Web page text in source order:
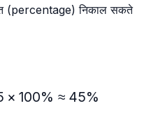
(percentage) निकाल सकते
× 100\%≈
× 100% ≈ 45%